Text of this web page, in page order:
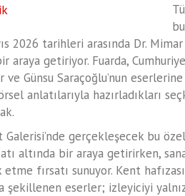
2026 tarihleri arasında Dr.
araya getiriyor. Fuarda,
ve Günsu Saraçoğlu’nun
anlatılarıyla hazırladıkları
Galerisi’nde gerçekleşecek bu
altında bir araya getirirken,
etme fırsatı sunuyor. Kent
şekillenen eserler; izleyiciyi